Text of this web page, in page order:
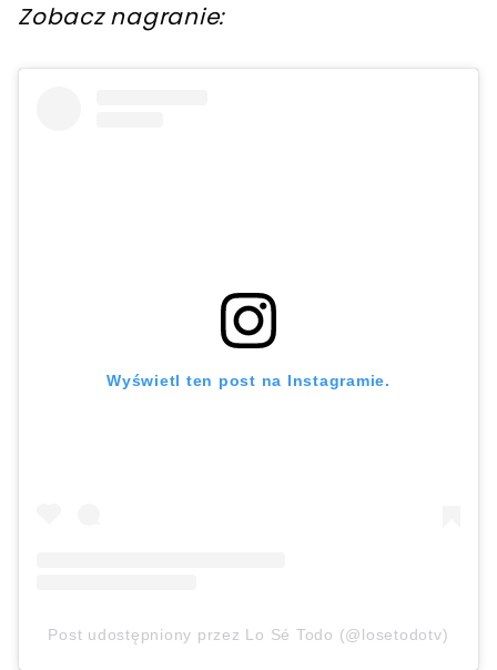
Zobacz nagranie:
Wyświetl ten post na Instagramie.
Post udostępniony przez Lo Sé Todo (@losetodotv)